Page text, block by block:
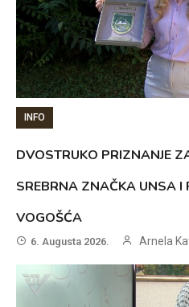
INFO
DVOSTRUKO PRIZNANJE
SREBRNA ZNAČKA UNSA I
VOGOŠĆA
6. Augusta 2026. Arnela